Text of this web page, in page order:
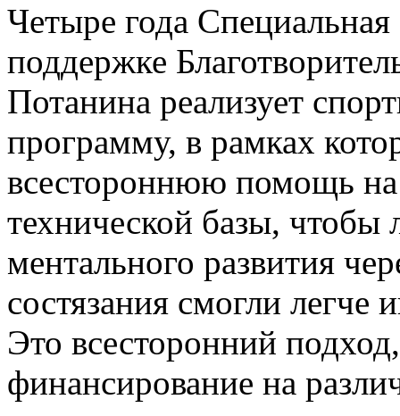
Четыре года
поддержке
Потанина реализует
программу, в рамках
всестороннюю помощь на
технической базы, чтобы
ментального развития
состязания смогли легче
Это всесторонний
финансирование на